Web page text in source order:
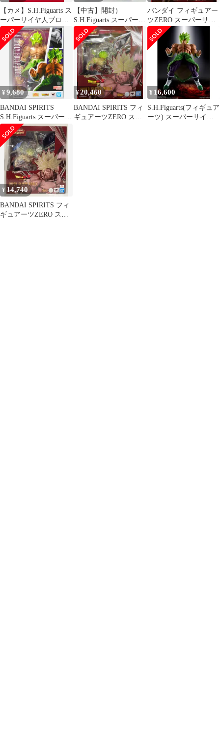
【カメ】S.H.Figuarts ス
ーパーサイヤ人ブロリ
ーフルパワー フィギュ
ア ドラゴンボール超 ブ
ロリー バンダイ 314
【中古】開封）
S.H.Figuarts スーパーサ
イヤ人ブロリーフルパ
ワー(再販版)[24]
バンダイ フィギュアー
ツZERO スーパーサイ
ヤ人ブロリー 烈戦 PVC
¥9,680
BANDAI SPIRITS
S.H.Figuarts スーパーサ
イヤ人ブロリーフルパ
ワー 再販版
¥20,460
BANDAI SPIRITS フィ
ギュアーツZERO スー
¥ 16,600
S.H.Figuarts(フィギュア
ーツ) スーパーサイヤ
¥ 14,740
BANDAI SPIRITS フィ
ギュアーツZERO スー